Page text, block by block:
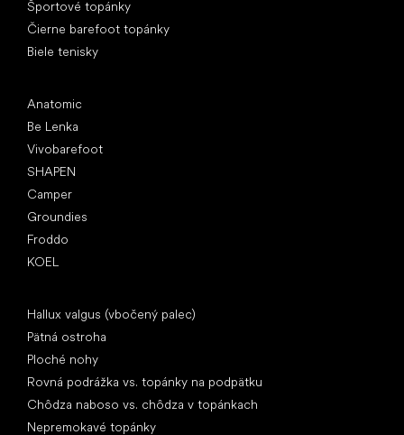
Športové topánky
Čierne barefoot topánky
Biele tenisky
Anatomic
Be Lenka
Vivobarefoot
SHAPEN
Camper
Groundies
Froddo
KOEL
Hallux valgus (vbočený palec)
Pätná ostroha
Ploché nohy
Rovná podrážka vs. topánky na podpätku
Chôdza naboso vs. chôdza v topánkach
Nepremokavé topánky